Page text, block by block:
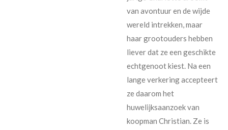
van avontuur en de wijde
wereld intrekken, maar
haar grootouders hebben
liever dat ze een geschikte
echtgenoot kiest. Na een
lange verkering accepteert
ze daarom het
huwelijksaanzoek van
koopman Christian. Ze is